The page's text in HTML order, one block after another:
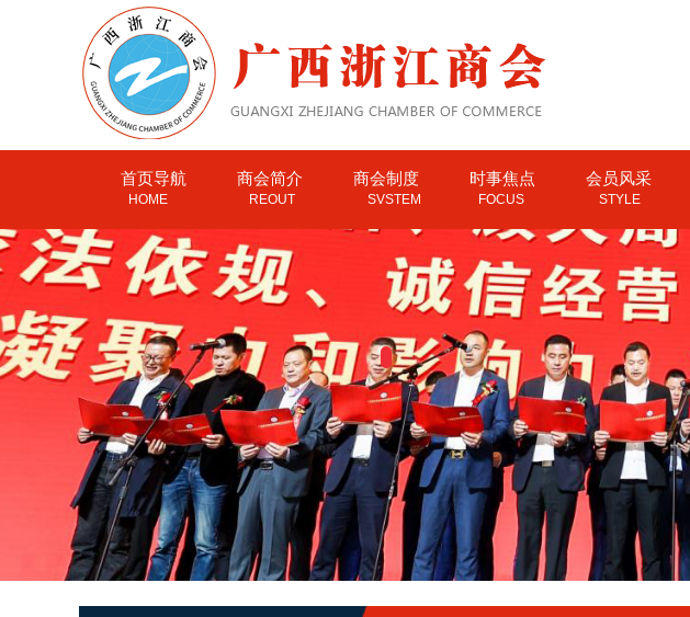
首页导航 商会简介 商会制度 时事焦点 会员风采
HOME REOUT SVSTEM FOCUS STYLE